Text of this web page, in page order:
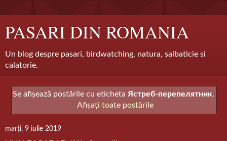
PASARI DIN ROMANIA
Un blog despre pasari, birdwatching, natura, salbaticie si
calatorie.
Se afișează postările cu eticheta Ястреб-перепелятник.
Afișați toate postările
marți, 9 iulie 2019